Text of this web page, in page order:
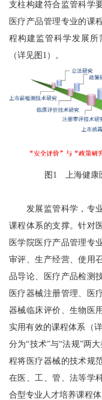
支柱构建符合监管科学
医疗产品管理专业的课
程构建监管科学发展
（详见图1）。
图1 上海健康
发展监管科学，专业
课程体系的支撑。针对
医学院医疗产品管理专
审评、生产经营、使用
品导论、医疗产品检测
医疗器械注册管理、医
器械临床评价、生物医
实用有效的课程体系（
分为“技术”与“法规”两
程将医疗器械的技术规
在医、工、管、法等学
合型专业人才培养课程体